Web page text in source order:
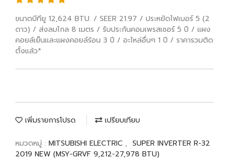
ขนาดบีทียู 12,624 BTU. / SEER 21.97 / ประหยัดไฟเบอร์ 5 (2
ดาว) / ส่งลมไกล 8 เมตร / รับประกันคอมเพรสเซอร์ 5 ปี / แผง
คอยล์เย็นและแผงคอยล์ร้อน 3 ปี / อะไหล่อื่นๆ 1 ปี / ราคารวมติด
ตั้งแล้ว*
เพิ่มรายการโปรด เปรียบเทียบ
หมวดหมู่ : MITSUBISHI ELECTRIC , SUPER INVERTER R-32
2019 NEW (MSY-GRVF 9,212-27,978 BTU)